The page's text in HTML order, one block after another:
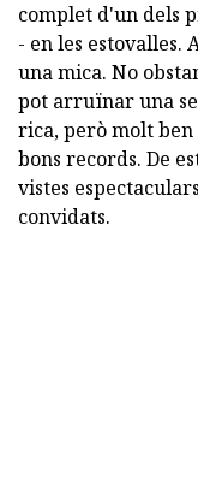
complet d'un dels
- en les estovalles.
una mica. No
pot arruïnar una
rica, però molt ben
bons records. De
vistes
convidats.